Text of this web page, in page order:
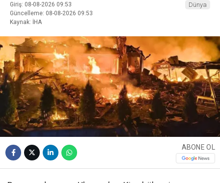
Giriş: 08-08-2026 09:53
Güncelleme: 08-08-2026 09:53
Kaynak: İHA
Dünya
ABONE OL